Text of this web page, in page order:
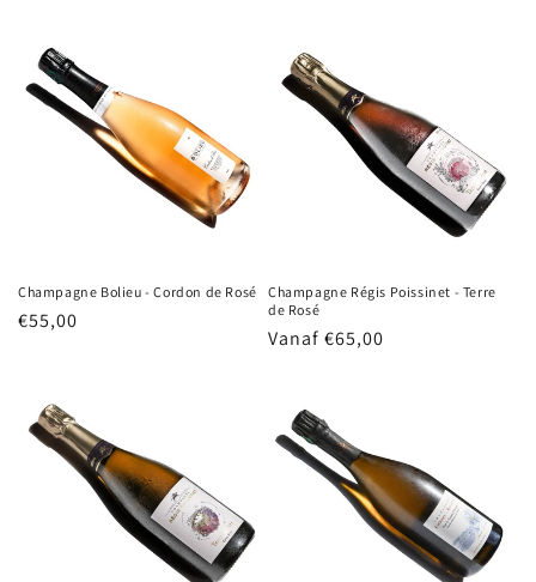
Champagne Bolieu - Cordon de Rosé
Normale
€55,00
Champagne Régis Poissinet - Terre
de Rosé
Normale
Vanaf €65,00